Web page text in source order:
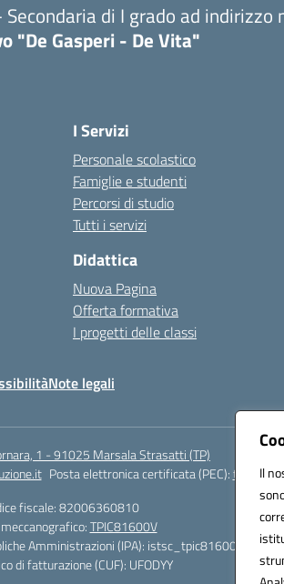
Il
di I grado ad indirizzo
"De Gasperi - De Vita"
I Servizi
Personale scolastico
Famiglie e studenti
Percorsi di studio
Tutti i servizi
Didattica
Nuova Pagina
Offerta formativa
I progetti delle classi
Note legali
1 - 91025 Marsala Strasatti (TP)
Posta elettronica certificata (PEC):
fiscale: 82006360810
TPIC81600V
Amministrazioni (IPA): istsc_tpic81600v
di fatturazione (CUF): UFODYY